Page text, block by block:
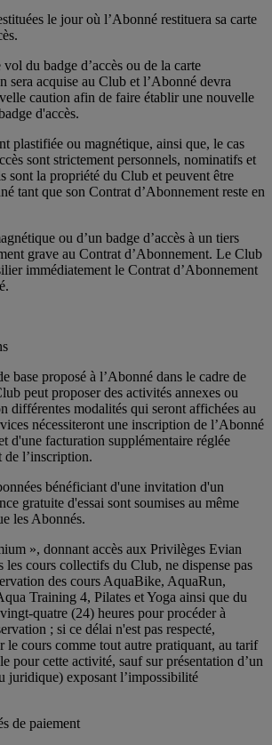
le jour où l’Abonné restituera sa carte
du badge d’accès ou de la carte
sera acquise au Club et l’Abonné devra
caution afin de faire établir une nouvelle
d'accès.
plastifiée ou magnétique, ainsi que, le cas
sont strictement personnels, nominatifs et
sont la propriété du Club et peuvent être
tant que son Contrat d’Abonnement reste en
ou d’un badge d’accès à un tiers
grave au Contrat d’Abonnement. Le Club
immédiatement le Contrat d’Abonnement
base proposé à l’Abonné dans le cadre de
peut proposer des activités annexes ou
différentes modalités qui seront affichées au
nécessiteront une inscription de l’Abonné
d'une facturation supplémentaire réglée
de l’inscription.
bénéficiant d'une invitation d'un
gratuite d'essai sont soumises au même
les Abonnés.
», donnant accès aux Privilèges Evian
les cours collectifs du Club, ne dispense pas
des cours AquaBike, AquaRun,
Training 4, Pilates et Yoga ainsi que du
quatre (24) heures pour procéder à
; si ce délai n'est pas respecté,
le cours comme tout autre pratiquant, au tarif
pour cette activité, sauf sur présentation d’un
juridique) exposant l’impossibilité
de paiement